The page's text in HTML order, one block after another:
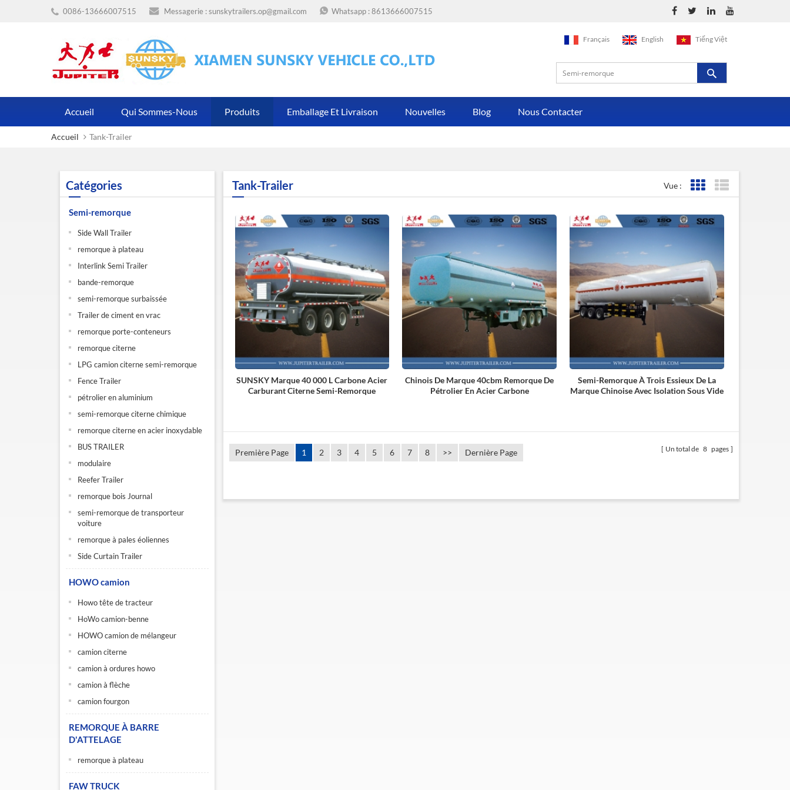
0086-13666007515 Messagerie :sunskytrailers.op@gmail.com Whatsapp :8613666007515
Français English Tiếng Việt
Accueil Qui Sommes-Nous Produits Emballage Et Livraison Nouvelles Blog Nous Contacter
Accueil Tank-Trailer
Catégories
Semi-remorque
Side Wall Trailer
remorque à plateau
Interlink Semi Trailer
bande-remorque
semi-remorque surbaissée
Trailer de ciment en vrac
remorque porte-conteneurs
remorque citerne
LPG camion citerne semi-remorque
Fence Trailer
pétrolier en aluminium
semi-remorque citerne chimique
remorque citerne en acier inoxydable
BUS TRAILER
modulaire
Reefer Trailer
remorque bois Journal
semi-remorque de transporteur
voiture
remorque à pales éoliennes
Side Curtain Trailer
HOWO camion
Howo tête de tracteur
HoWo camion-benne
HOWO camion de mélangeur
camion citerne
camion à ordures howo
camion à flèche
camion fourgon
REMORQUE À BARRE
D'ATTELAGE
remorque à plateau
FAW TRUCK
Tank-Trailer Vue : Affichage de la grille
SUNSKY Marque 40 000 L Carbone Acier
Carburant Citerne Semi-Remorque
Chinois De Marque 40cbm Remorque De
Pétrolier En Acier Carbone
Semi-Remorque À Trois Essieux De La
Marque Chinoise Avec Isolation Sous Vide
Première Page 1 2 3 4 5 6 7 8 >> Dernière Page Un total de 8 pages